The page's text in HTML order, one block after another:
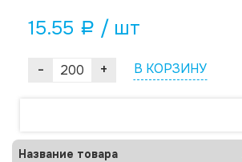
15.55 a / шт
- + В КОРЗИНУ
Название товара